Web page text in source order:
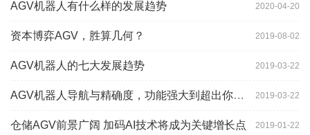
2020-04-20
AGV机器人有什么样的发展趋势
2019-08-02
资本博弈AGV，胜算几何？
2019-03-22
AGV机器人的七大发展趋势
2019-03-22
AGV机器人导航与精确度，功能强大到超出你想象
2019-01-22
仓储AGV前景广阔 加码AI技术将成为关键增长点